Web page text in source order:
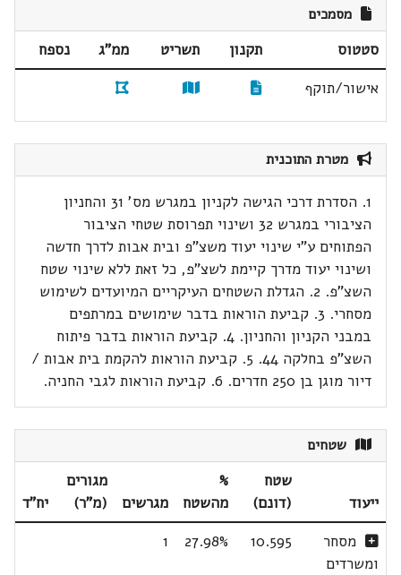
מסמכים
סטטוס תקנון תשריט ממ"ג
נספח
אישור/תוקף
מטרת התוכנית
1. הסדרת דרכי הגישה לקניון במגרש מס' 31 והחניון
הציבורי במגרש 32 ושינוי תפרוסת שטחי הציבור
הפתוחים ע"י שינוי יעוד משצ"פ ובית אבות לדרך חדשה
ושינוי יעוד מדרך קיימת לשצ"פ, כל זאת ללא שינוי שטח
השצ"פ. 2. הגדלת השטחים העיקריים המיועדים לשימוש
מסחרי. 3. קביעת הוראות בדבר שימושים במרתפים
במבני הקניון והחניון. 4. קביעת הוראות בדבר פיתוח
השצ"פ בחלקה 44. 5. קביעת הוראות להקמת בית אבות /
דיור מוגן בן 250 חדרים. 6. קביעת הוראות לגבי החניה.
שטחים
ייעוד
שטח
(דונם)
%
מהשטח
מגרשים
מגורים
(מ"ר)
יח"ד
מסחר
ומשרדים
10.595
27.98%
1